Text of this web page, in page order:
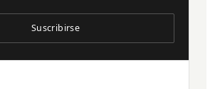
Suscribirse